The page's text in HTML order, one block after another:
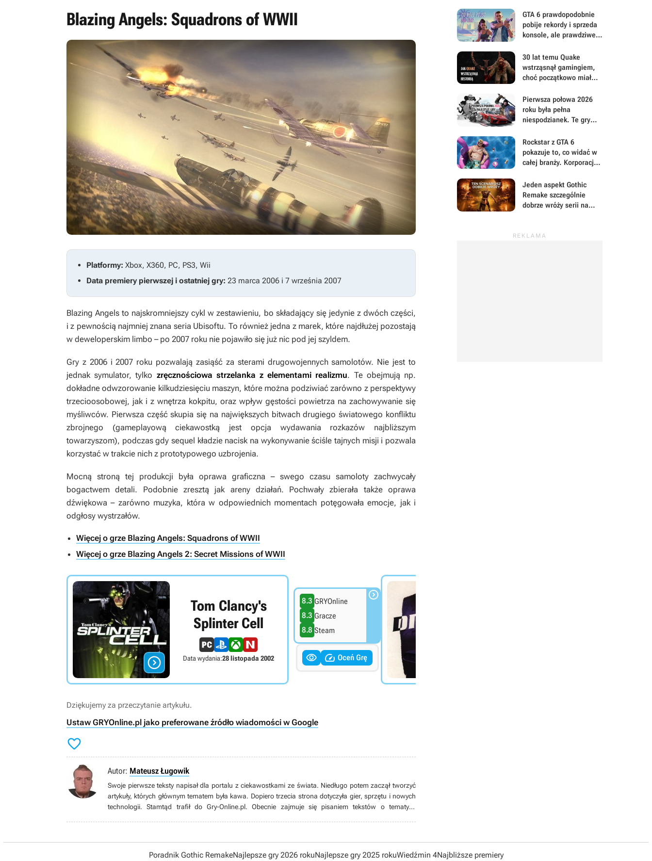
Blazing Angels: Squadrons of WWII
Platformy: Xbox, X360, PC, PS3, Wii
Data premiery pierwszej i ostatniej gry: 23 marca 2006 i 7 września 2007
Blazing Angels to najskromniejszy cykl w zestawieniu, bo składający się jedynie z dwóch części,
i z pewnością najmniej znana seria Ubisoftu. To również jedna z marek, które najdłużej pozostają
w deweloperskim limbo – po 2007 roku nie pojawiło się już nic pod jej szyldem.
Gry z 2006 i 2007 roku pozwalają zasiąść za sterami drugowojennych samolotów. Nie jest to
jednak symulator, tylko zręcznościowa strzelanka z elementami realizmu. Te obejmują np.
dokładne odwzorowanie kilkudziesięciu maszyn, które można podziwiać zarówno z perspektywy
trzecioosobowej, jak i z wnętrza kokpitu, oraz wpływ gęstości powietrza na zachowywanie się
myśliwców. Pierwsza część skupia się na największych bitwach drugiego światowego konfliktu
zbrojnego (gameplayową ciekawostką jest opcja wydawania rozkazów najbliższym
towarzyszom), podczas gdy sequel kładzie nacisk na wykonywanie ściśle tajnych misji i pozwala
korzystać w trakcie nich z prototypowego uzbrojenia.
Mocną stroną tej produkcji była oprawa graficzna – swego czasu samoloty zachwycały
bogactwem detali. Podobnie zresztą jak areny działań. Pochwały zbierała także oprawa
dźwiękowa – zarówno muzyka, która w odpowiednich momentach potęgowała emocje, jak i
odgłosy wystrzałów.
Więcej o grze Blazing Angels: Squadrons of WWII
Więcej o grze Blazing Angels 2: Secret Missions of WWII

Tom Clancy's
Splinter Cell
Data wydania:28 listopada 2002
8.3 GRYOnline
8.3 Gracze
8.8 Steam

  Oceń Grę
FPS-y lat 90.
GTA 6 prawdopodobnie
pobije rekordy i sprzeda
konsole, ale prawdziwe
będą musieli mu
wybaczyć
30 lat temu Quake
wstrząsnął gamingiem,
choć początkowo miał
Pierwsza połowa 2026
roku była pełna
niespodzianek. Te gry
uwagę i Wasz czas
Rockstar z GTA 6
pokazuje to, co widać w
całej branży. Korporacje
graczami
Jeden aspekt Gothic
Remake szczególnie
dobrze wróży serii na
Dziękujemy za przeczytanie artykułu.
Ustaw GRYOnline.pl jako preferowane źródło wiadomości w Google

Autor: Mateusz Ługowik
Swoje pierwsze teksty napisał dla portalu z ciekawostkami ze świata. Niedługo potem zaczął tworzyć
artykuły, których głównym tematem była kawa. Dopiero trzecia strona dotyczyła gier, sprzętu i nowych
technologii. Stamtąd trafił do Gry-Online.pl. Obecnie zajmuje się pisaniem tekstów o tematyce
Poradnik Gothic RemakeNajlepsze gry 2026 rokuNajlepsze gry 2025 rokuWiedźmin 4Najbliższe premiery